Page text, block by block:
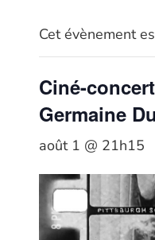
Cet évènement
Ciné-
Germaine
août 1 @ 21h15